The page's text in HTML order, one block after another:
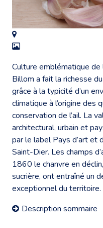
Culture emblématique de
Billom a fait la richesse
grâce à la typicité d’un
climatique à l’origine
conservation de l’ail. La
architectural, urbain et
par le label Pays d’art et
Saint-Dier. Les champs
1860 le chanvre en
sucrière, ont entraîné un
exceptionnel du territoire.
Description sommaire